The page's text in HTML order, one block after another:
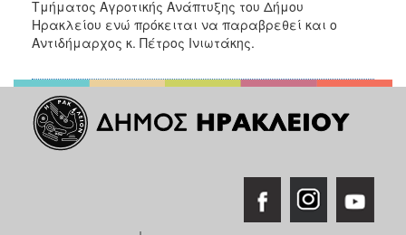
ΠΟΛΗΤμήματος Αγροτικής Ανάπτυξης του Δήμου
Ηρακλείου ενώ πρόκειται να παραβρεθεί και ο
Αντιδήμαρχος κ. Πέτρος Ινιωτάκης.